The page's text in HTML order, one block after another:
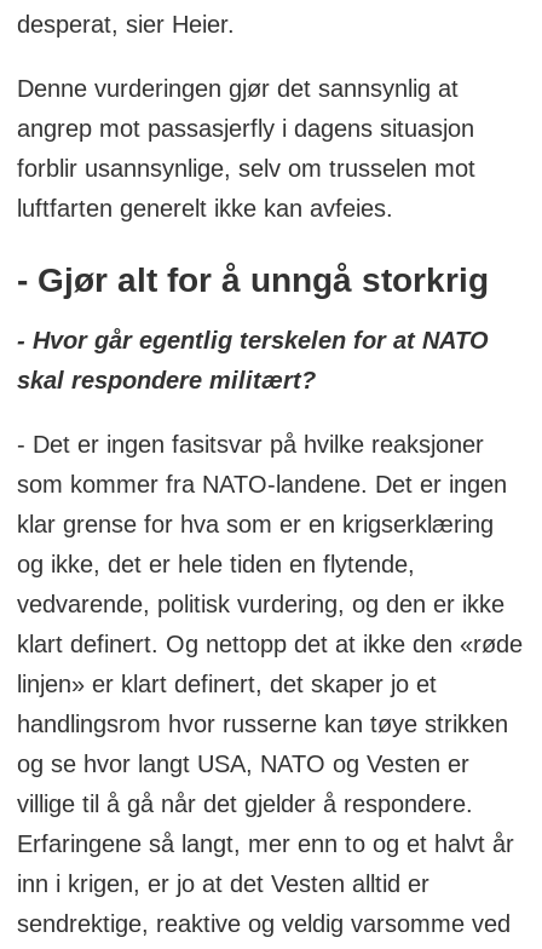
desperat, sier Heier.
Denne vurderingen gjør det sannsynlig at
angrep mot passasjerfly i dagens situasjon
forblir usannsynlige, selv om trusselen mot
luftfarten generelt ikke kan avfeies.
- Gjør alt for å unngå storkrig
- Hvor går egentlig terskelen for at NATO
skal respondere militært?
- Det er ingen fasitsvar på hvilke reaksjoner
som kommer fra NATO-landene. Det er ingen
klar grense for hva som er en krigserklæring
og ikke, det er hele tiden en flytende,
vedvarende, politisk vurdering, og den er ikke
klart definert. Og nettopp det at ikke den «røde
linjen» er klart definert, det skaper jo et
handlingsrom hvor russerne kan tøye strikken
og se hvor langt USA, NATO og Vesten er
villige til å gå når det gjelder å respondere.
Erfaringene så langt, mer enn to og et halvt år
inn i krigen, er jo at det Vesten alltid er
sendrektige, reaktive og veldig varsomme ved